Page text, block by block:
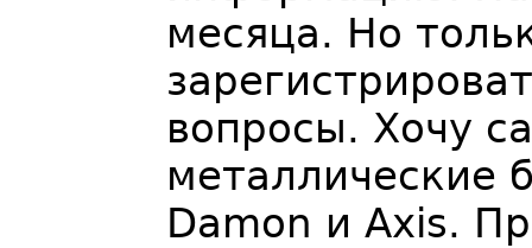
месяца. Но
вопросы. Хочу
металлические
Damon и Axis.